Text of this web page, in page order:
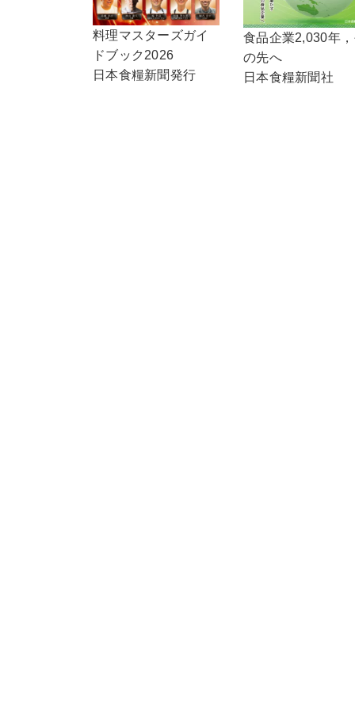
料理マスターズガイ
ドブック2026
日本食糧新聞発行
食品企業2,030年
の先へ
日本食糧新聞社